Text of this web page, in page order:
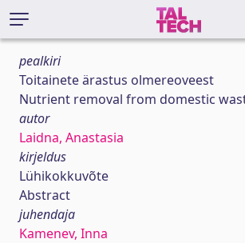
pealkiri
Toitainete ärastus olmereoveest
Nutrient removal from domestic
autor
Laidna, Anastasia
kirjeldus
Lühikokkuvõte
Abstract
juhendaja
Kamenev, Inna